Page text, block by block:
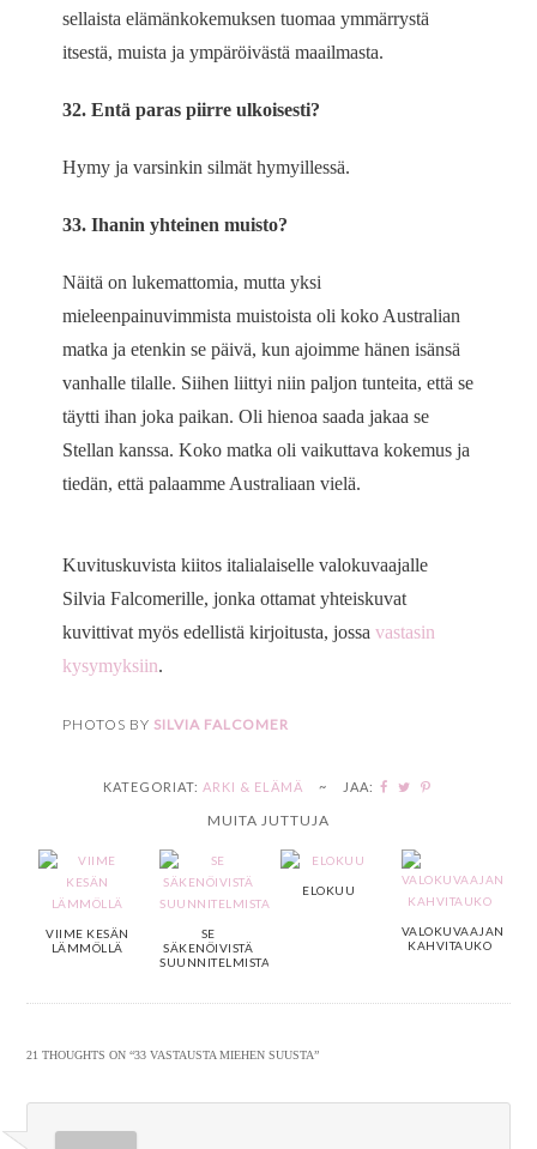
sellaista elämänkokemuksen tuomaa ymmärrystä
itsestä, muista ja ympäröivästä maailmasta.
32. Entä paras piirre ulkoisesti?
Hymy ja varsinkin silmät hymyillessä.
33. Ihanin yhteinen muisto?
Näitä on lukemattomia, mutta yksi
mieleenpainuvimmista muistoista oli koko Australian
matka ja etenkin se päivä, kun ajoimme hänen isänsä
vanhalle tilalle. Siihen liittyi niin paljon tunteita, että se
täytti ihan joka paikan. Oli hienoa saada jakaa se
Stellan kanssa. Koko matka oli vaikuttava kokemus ja
tiedän, että palaamme Australiaan vielä.
Kuvituskuvista kiitos italialaiselle valokuvaajalle
Silvia Falcomerille, jonka ottamat yhteiskuvat
kuvittivat myös edellistä kirjoitusta, jossavastasin
kysymyksiin.
PHOTOS BYSILVIA FALCOMER
KATEGORIAT: ARKI & ELÄMÄ ~ JAA:
MUITA JUTTUJA
VIIME KESÄN
LÄMMÖLLÄ
SE
SÄKENÖIVISTÄ
SUUNNITELMISTA
ELOKUU
VALOKUVAAJAN
KAHVITAUKO
21 THOUGHTS ON “33 VASTAUSTA MIEHEN SUUSTA”